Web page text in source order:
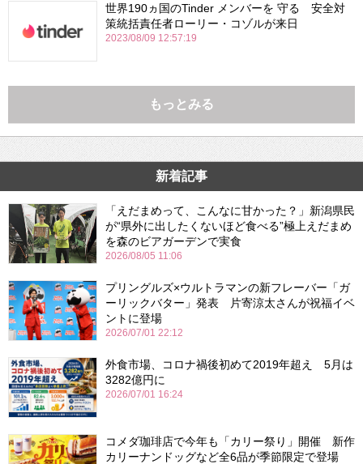
世界190ヵ国のTinder メンバーを 守る 安全対
策統括責任者ローリー・コゾルが来日
2023/08/09 12:57:19
もっとみる
新着記事
「えだまめって、こんなに甘かった？」新潟県民
が“県外に出したくないほど食べる”極上えだまめ
を森のビアガーデンで実食
2026/08/05 11:06
プリングルズ×ウルトラマンの新フレーバー「ガ
ーリックバター」発表 片寄涼太さんが祝福イベ
ントに登場
2026/07/01 22:12
外食市場、コロナ禍後初めて2019年超え 5月は
3282億円に
2026/07/01 16:24
コメダ珈琲店で今年も「カリー祭り」開催 新作
カリーナンドッグなど全6品が季節限定で登場